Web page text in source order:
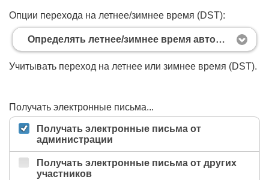
Опции перехода на летнее/зимнее время (DST):
Определять летнее/зимнее время автоматически
Учитывать переход на летнее или зимнее время (DST).
Получать электронные письма...
Получать электронные письма от
администрации
Получать электронные письма от других
участников